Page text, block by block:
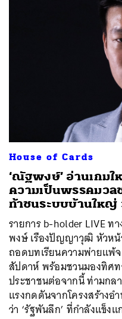
House of Cards
‘ณัฐพงษ์’ อ่านเกม
ความเป็นพรรคมวล
ท้าชนระบบบ้านใหญ่
รายการ b-holder LIVE ท
พงษ์ เรืองปัญญาวุฒิ หัวหน้
ถอดบทเรียนความพ่ายแพ้
สัปดาห์ พร้อมชวนมองทิศท
ประชาชนต่อจากนี้ ท่ามกล
แรงกดดันจากโครงสร้างอ
ว่า ‘รัฐพันลึก’ ที่กำลังแข็งแ